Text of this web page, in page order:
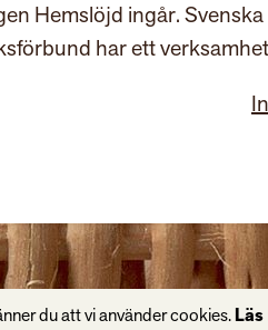
Hemslöjd ingår.
har ett
du att vi använder cookies.Läs